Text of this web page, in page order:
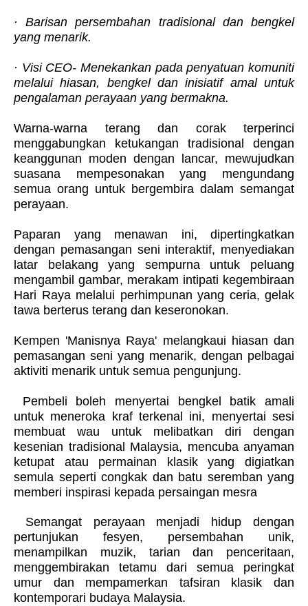
· Barisan persembahan tradisional dan bengkel
yang menarik.
· Visi CEO- Menekankan pada penyatuan komuniti
melalui hiasan, bengkel dan inisiatif amal untuk
pengalaman perayaan yang bermakna.
Warna-warna terang dan corak terperinci
menggabungkan ketukangan tradisional dengan
keanggunan moden dengan lancar, mewujudkan
suasana mempesonakan yang mengundang
semua orang untuk bergembira dalam semangat
perayaan.
Paparan yang menawan ini, dipertingkatkan
dengan pemasangan seni interaktif, menyediakan
latar belakang yang sempurna untuk peluang
mengambil gambar, merakam intipati kegembiraan
Hari Raya melalui perhimpunan yang ceria, gelak
tawa berterus terang dan keseronokan.
Kempen 'Manisnya Raya' melangkaui hiasan dan
pemasangan seni yang menarik, dengan pelbagai
aktiviti menarik untuk semua pengunjung.
Pembeli boleh menyertai bengkel batik amali
untuk meneroka kraf terkenal ini, menyertai sesi
membuat wau untuk melibatkan diri dengan
kesenian tradisional Malaysia, mencuba anyaman
ketupat atau permainan klasik yang digiatkan
semula seperti congkak dan batu seremban yang
memberi inspirasi kepada persaingan mesra
Semangat perayaan menjadi hidup dengan
pertunjukan fesyen, persembahan unik,
menampilkan muzik, tarian dan penceritaan,
menggembirakan tetamu dari semua peringkat
umur dan mempamerkan tafsiran klasik dan
kontemporari budaya Malaysia.